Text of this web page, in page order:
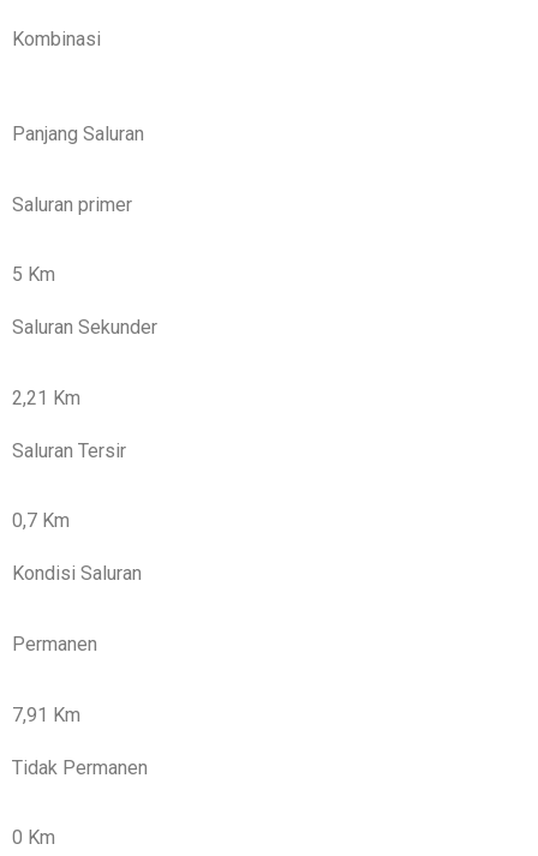
Kombinasi
Panjang Saluran
Saluran primer
5 Km
Saluran Sekunder
2,21 Km
Saluran Tersir
0,7 Km
Kondisi Saluran
Permanen
7,91 Km
Tidak Permanen
0 Km